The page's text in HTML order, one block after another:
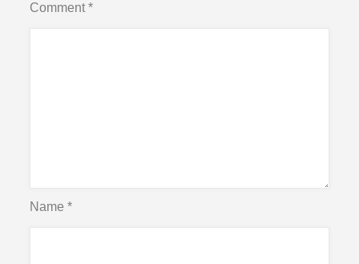
Comment*
Name*